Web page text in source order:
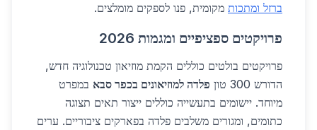
ברזל ומתכות מקומית, פנו לספקים מומלצים.
פרויקטים ספציפיים ומגמות 2026
פרויקטים בולטים כוללים הקמת מוזיאון טכנולוגיה חדש,
הדורש 300 טון
פלדה למוזיאונים בכפר סבא במפרט
מיוחד. יישומים בתעשייה כוללים ייצור תאים תצוגה
כתומים, ומגורים משלבים פלדה בפארקים ציבוריים. ערים